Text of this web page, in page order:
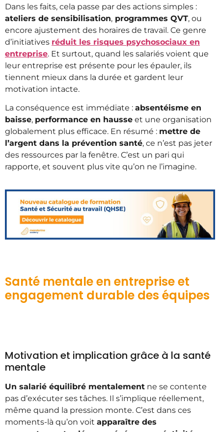
Dans les faits, cela passe par des actions simples :
ateliers de sensibilisation, programmes QVT, ou
encore ajustement des horaires de travail. Ce genre
d’initiatives réduit les risques psychosociaux en
entreprise. Et surtout, quand les salariés voient que
leur entreprise est présente pour les épauler, ils
tiennent mieux dans la durée et gardent leur
motivation intacte.
La conséquence est immédiate : absentéisme en
baisse, performance en hausse et une organisation
globalement plus efficace. En résumé : mettre de
l’argent dans la prévention santé, ce n’est pas jeter
des ressources par la fenêtre. C’est un pari qui
rapporte, et souvent plus vite qu’on ne l’imagine.
Santé mentale en entreprise et
engagement durable des équipes
Motivation et implication grâce à la santé
mentale
Un salarié équilibré mentalement ne se contente
pas d’exécuter ses tâches. Il s’implique réellement,
même quand la pression monte. C’est dans ces
moments-là qu’on voit apparaître des